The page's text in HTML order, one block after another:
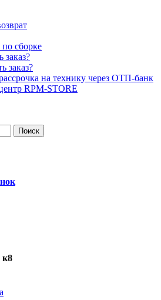
сборке
заказ?
заказ?
на технику через ОТП-банк
RPM-STORE
Поиск